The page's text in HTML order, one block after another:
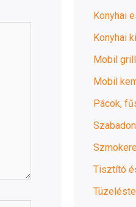
Konyhai
Konyhai
Mobil
Mobil
Pácok,
Tisztító